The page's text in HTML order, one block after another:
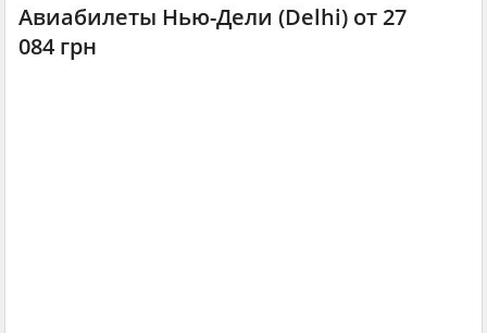
Авиабилеты Нью-Дели (Delhi) от 27
084 грн